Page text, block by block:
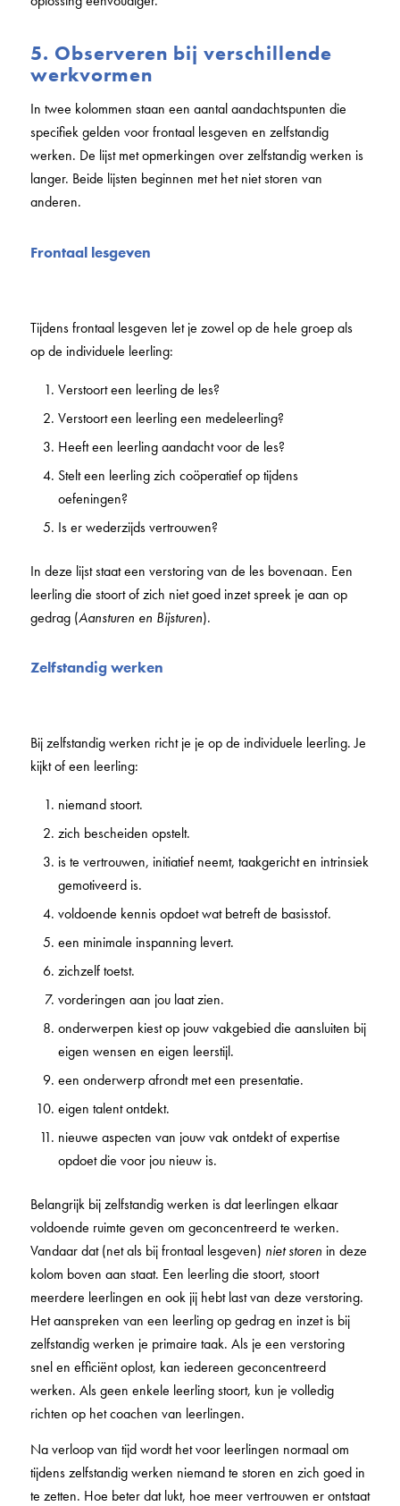
5. Observeren bij verschillende
werkvormen
In twee kolommen staan een aantal aandachtspunten die
specifiek gelden voor frontaal lesgeven en zelfstandig
werken. De lijst met opmerkingen over zelfstandig werken is
langer. Beide lijsten beginnen met het niet storen van
anderen.
Frontaal lesgeven
Tijdens frontaal lesgeven let je zowel op de hele groep als
op de individuele leerling:
Verstoort een leerling de les?
Verstoort een leerling een medeleerling?
Heeft een leerling aandacht voor de les?
Stelt een leerling zich coöperatief op tijdens
oefeningen?
Is er wederzijds vertrouwen?
In deze lijst staat een verstoring van de les bovenaan. Een
leerling die stoort of zich niet goed inzet spreek je aan op
gedrag (Aansturen en Bijsturen).
Zelfstandig werken
Bij zelfstandig werken richt je je op de individuele leerling. Je
kijkt of een leerling:
niemand stoort.
zich bescheiden opstelt.
is te vertrouwen, initiatief neemt, taakgericht en intrinsiek
gemotiveerd is.
voldoende kennis opdoet wat betreft de basisstof.
een minimale inspanning levert.
zichzelf toetst.
vorderingen aan jou laat zien.
onderwerpen kiest op jouw vakgebied die aansluiten bij
eigen wensen en eigen leerstijl.
een onderwerp afrondt met een presentatie.
eigen talent ontdekt.
nieuwe aspecten van jouw vak ontdekt of expertise
opdoet die voor jou nieuw is.
Belangrijk bij zelfstandig werken is dat leerlingen elkaar
voldoende ruimte geven om geconcentreerd te werken.
Vandaar dat (net als bij frontaal lesgeven) niet storen in deze
kolom boven aan staat. Een leerling die stoort, stoort
meerdere leerlingen en ook jij hebt last van deze verstoring.
Het aanspreken van een leerling op gedrag en inzet is bij
zelfstandig werken je primaire taak. Als je een verstoring
snel en efficiënt oplost, kan iedereen geconcentreerd
werken. Als geen enkele leerling stoort, kun je volledig
richten op het coachen van leerlingen.
Na verloop van tijd wordt het voor leerlingen normaal om
tijdens zelfstandig werken niemand te storen en zich goed in
te zetten. Hoe beter dat lukt, hoe meer vertrouwen er ontstaat